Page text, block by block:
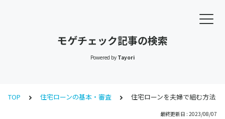
モゲチェック記事の検索
Powered by Tayori
TOP 住宅ローンの基本・審査 住宅ローンを夫婦で組む方法
最終更新日 : 2023/08/07